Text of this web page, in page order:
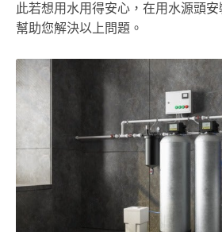
此若想用水用得安心，在用水源頭
幫助您解決以上問題。